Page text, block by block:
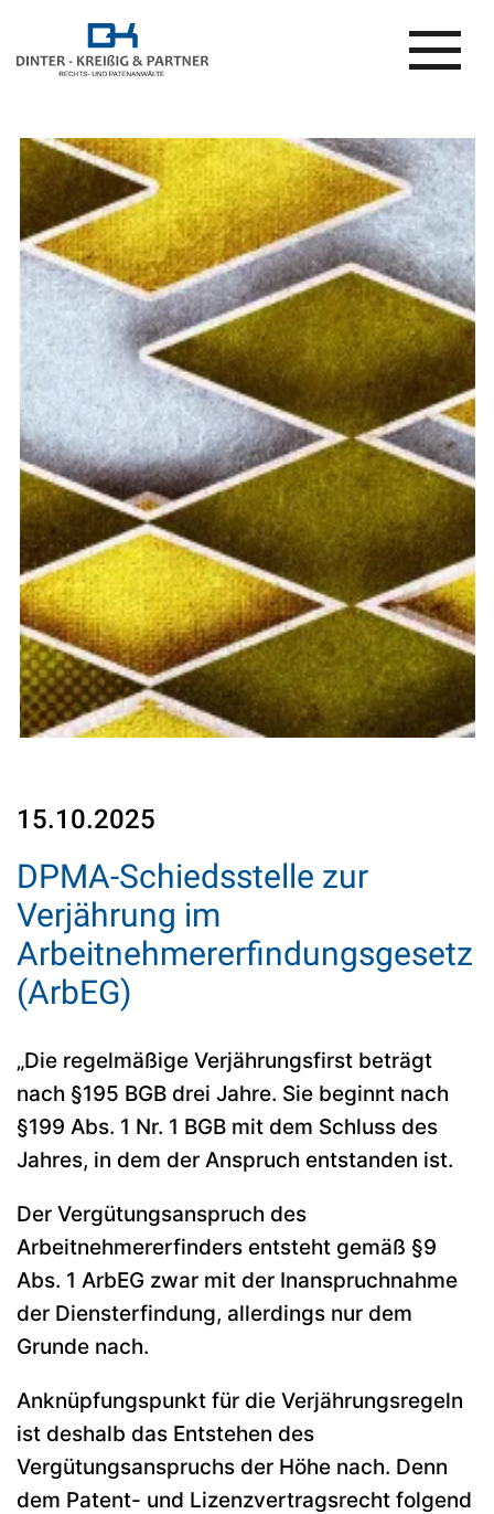
15.10.2025
DPMA-Schiedsstelle zur
Verjährung im
Arbeitnehmererfindungsgesetz
(ArbEG)
„Die regelmäßige Verjährungsfirst beträgt
nach §195 BGB drei Jahre. Sie beginnt nach
§199 Abs. 1 Nr. 1 BGB mit dem Schluss des
Jahres, in dem der Anspruch entstanden ist.
Der Vergütungsanspruch des
Arbeitnehmererfinders entsteht gemäß §9
Abs. 1 ArbEG zwar mit der Inanspruchnahme
der Diensterfindung, allerdings nur dem
Grunde nach.
Anknüpfungspunkt für die Verjährungsregeln
ist deshalb das Entstehen des
Vergütungsanspruchs der Höhe nach. Denn
dem Patent- und Lizenzvertragsrecht folgend